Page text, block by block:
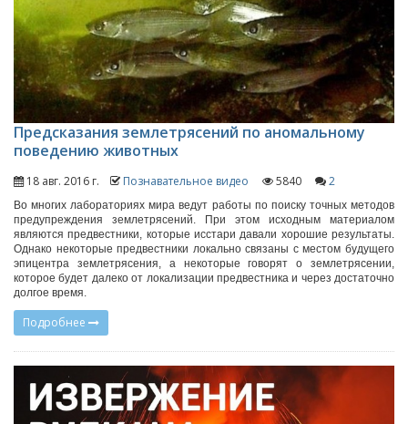
Предсказания землетрясений по аномальному
поведению животных
18 авг. 2016 г. Познавательное видео 5840 2
Во многих лабораториях мира ведут работы по поиску точных методов
предупреждения землетрясений. При этом исходным материалом
являются предвестники, которые исстари давали хорошие результаты.
Однако некоторые предвестники локально связаны с местом будущего
эпицентра землетрясения, а некоторые говорят о землетрясении,
которое будет далеко от локализации предвестника и через достаточно
долгое время.
Подробнее